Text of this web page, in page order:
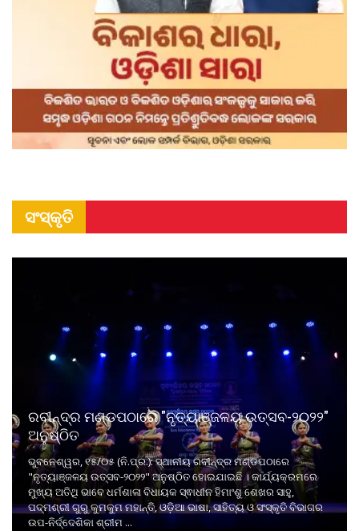
ସଂସ୍କୃତି
ରବୀନ୍ଦ୍ର ମଣ୍ଡପଠାରେ "ନୃତ୍ୟାଞ୍ଜଳୟ ଉତ୍ସବ-୨୦୨୨"
ଅନୁଷ୍ଠିତ
ଭୁବନେଶ୍ୱର, ୧୫/୦୫ (ନି.ପ୍ର.): ସ୍ଥାନୀୟ ରବୀନ୍ଦ୍ର ମଣ୍ଡପଠାରେ
"ନୃତ୍ୟାଞ୍ଜଳୟ ଉତ୍ସବ-୨୦୨୨" ଅନୁଷ୍ଠିତ ହୋଇଯାଇଛି । କାର୍ଯ୍ୟକ୍ରମରେ
ମୁଖ୍ୟ ଅତିଥି ଭାବେ ଧର୍ମଶାଳା ବିଧାୟକ ସ୍ଵାଧୀନ ହିମାଂଶୁ ଶେଖର ସାହୁ,
ପଦ୍ମଶ୍ରୀ ଗୁରୁ କୁମକୁମ ମହାନ୍ତି, ଓଡ଼ିଆ ଭାଷା, ସାହିତ୍ୟ ଓ ସଂସ୍କୃତି ବିଭାଗର
ଉପ-ନିର୍ଦ୍ଦେଶିକା ଶ୍ରୀମ ...